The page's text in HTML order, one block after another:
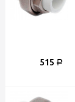
515 Р